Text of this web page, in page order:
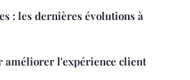
: les dernières évolutions à
améliorer l'expérience client